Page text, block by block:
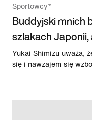
Sportowcy*
Buddyjski mnich
szlakach Japonii,
Yukai Shimizu uważa,
się i nawzajem się